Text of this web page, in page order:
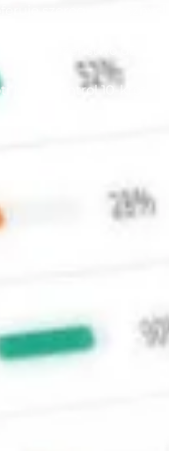
o bezpieczeństwo
Mobi Control 10-